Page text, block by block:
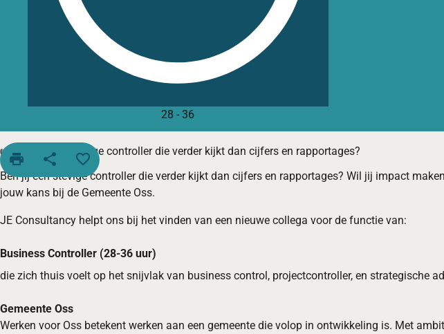
28-36
print share favorite_border
👉 Ben jij een stevige controller die verder kijkt dan cijfers en rapportages?
Ben jij een stevige controller die verder kijkt dan cijfers en rapportages? Wil jij impact
jouw kans bij de Gemeente Oss.
JE Consultancy helpt ons bij het vinden van een nieuwe collega voor de functie van:
Business Controller (28-36 uur)
die zich thuis voelt op het snijvlak van business control, projectcontroller, en strategische
Gemeente Oss
Werken voor Oss betekent werken aan een gemeente die volop in ontwikkeling is. Met